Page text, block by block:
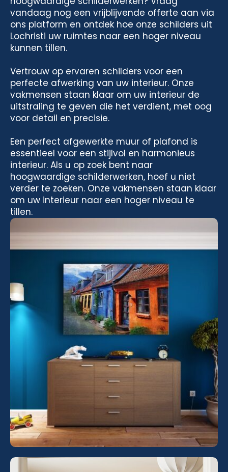
vandaag nog een vrijblijvende offerte aan via
ons platform en ontdek hoe onze schilders uit
Lochristi uw ruimtes naar een hoger niveau
kunnen tillen.
Vertrouw op ervaren schilders voor een
perfecte afwerking van uw interieur. Onze
vakmensen staan klaar om uw interieur de
uitstraling te geven die het verdient, met oog
voor detail en precisie.
Een perfect afgewerkte muur of plafond is
essentieel voor een stijlvol en harmonieus
interieur. Als u op zoek bent naar
hoogwaardige schilderwerken, hoef u niet
verder te zoeken. Onze vakmensen staan klaar
om uw interieur naar een hoger niveau te
tillen.